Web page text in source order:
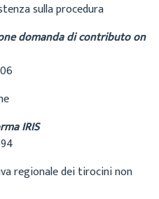
sulla procedura
domanda di contributo on
IRIS
regionale dei tirocini non